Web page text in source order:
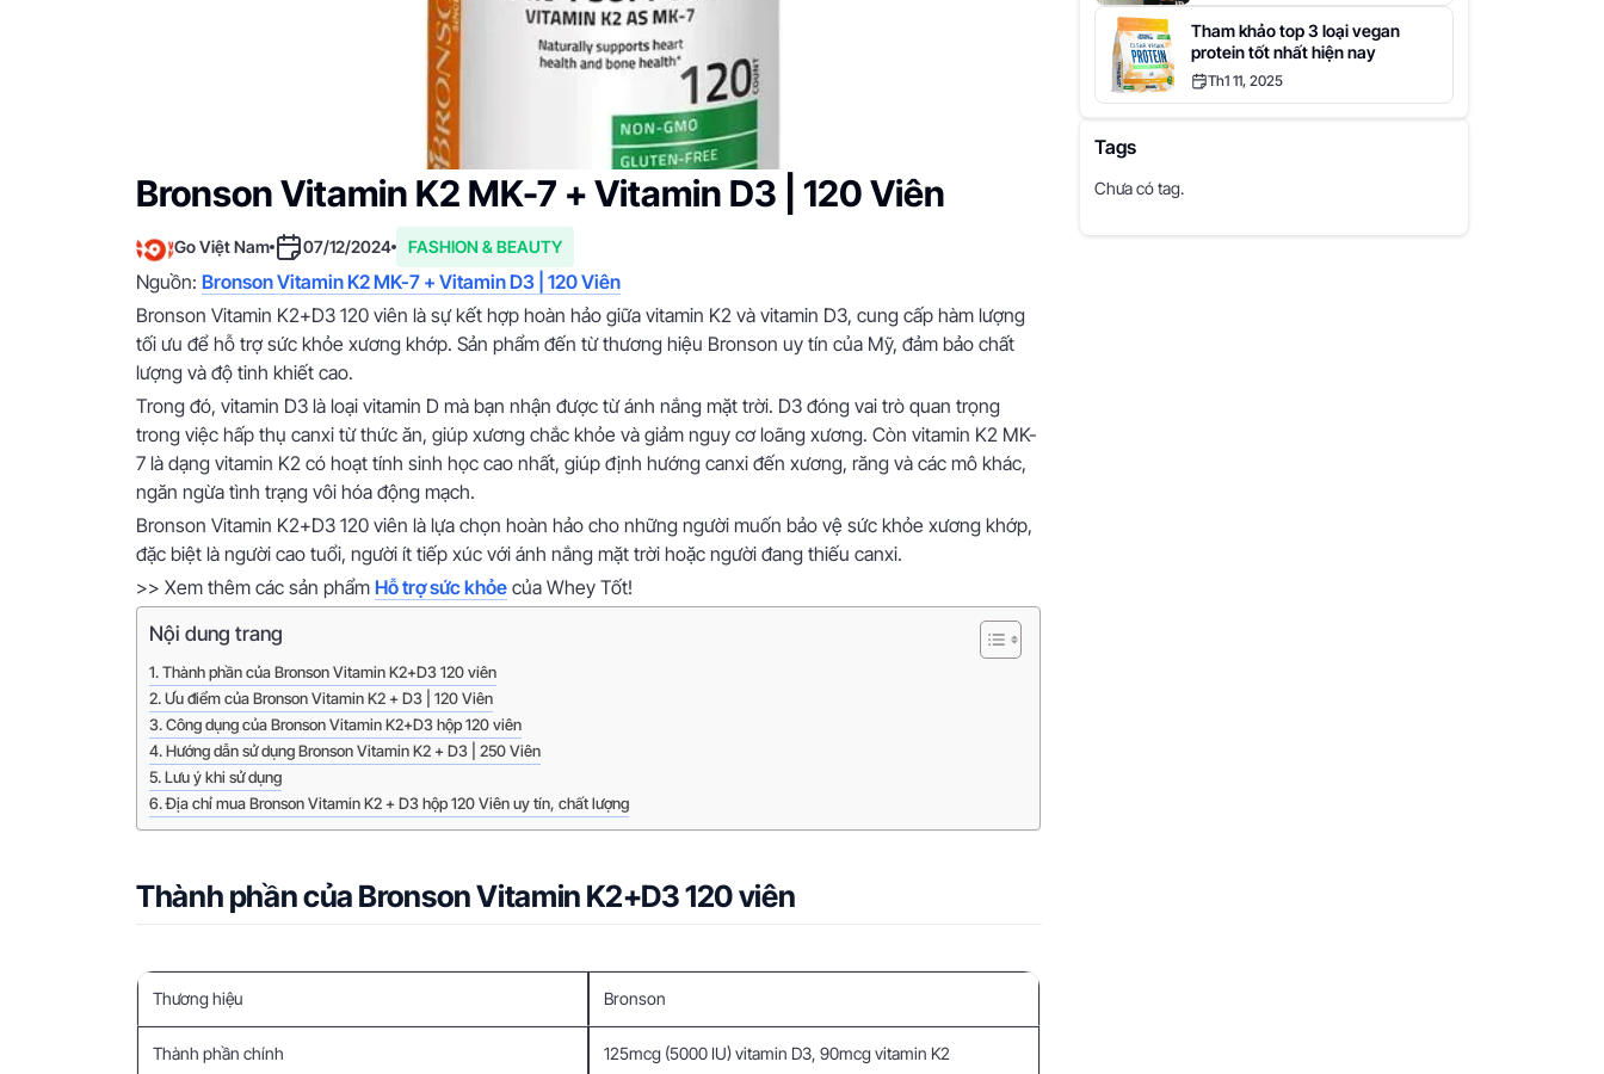
Bronson Vitamin K2 MK-7 + Vitamin D3 | 120 Viên
Go Việt Nam 07/12/2024 FASHION & BEAUTY
Nguồn: Bronson Vitamin K2 MK-7 + Vitamin D3 | 120 Viên
Bronson Vitamin K2+D3 120 viên là sự kết hợp hoàn hảo giữa vitamin K2 và vitamin D3, cung cấp hàm lượng
tối ưu để hỗ trợ sức khỏe xương khớp. Sản phẩm đến từ thương hiệu Bronson uy tín của Mỹ, đảm bảo chất
lượng và độ tinh khiết cao.
Trong đó, vitamin D3 là loại vitamin D mà bạn nhận được từ ánh nắng mặt trời. D3 đóng vai trò quan trọng
trong việc hấp thụ canxi từ thức ăn, giúp xương chắc khỏe và giảm nguy cơ loãng xương. Còn vitamin K2 MK-
7 là dạng vitamin K2 có hoạt tính sinh học cao nhất, giúp định hướng canxi đến xương, răng và các mô khác,
ngăn ngừa tình trạng vôi hóa động mạch.
Bronson Vitamin K2+D3 120 viên là lựa chọn hoàn hảo cho những người muốn bảo vệ sức khỏe xương khớp,
đặc biệt là người cao tuổi, người ít tiếp xúc với ánh nắng mặt trời hoặc người đang thiếu canxi.
>> Xem thêm các sản phẩm Hỗ trợ sức khỏe của Whey Tốt!
Nội dung trang
Thành phần của Bronson Vitamin K2+D3 120 viên
Ưu điểm của Bronson Vitamin K2 + D3 | 120 Viên
Công dụng của Bronson Vitamin K2+D3 hộp 120 viên
Hướng dẫn sử dụng Bronson Vitamin K2 + D3 | 250 Viên
Lưu ý khi sử dụng
Địa chỉ mua Bronson Vitamin K2 + D3 hộp 120 Viên uy tín, chất lượng
Thành phần của Bronson Vitamin K2+D3 120 viên
Thương hiệu Bronson
Thành phần chính 125mcg (5000 IU) vitamin D3, 90mcg vitamin K2
Tham khảo top 3 loại vegan
protein tốt nhất hiện nay
Th1 11, 2025
Tags
Chưa có tag.